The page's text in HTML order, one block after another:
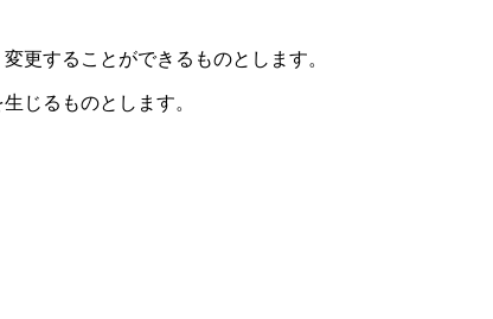
更することができるものとします。
じるものとします。